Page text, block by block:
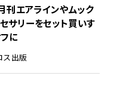
エアラインやムック
サリーをセット買いす
に
ス出版